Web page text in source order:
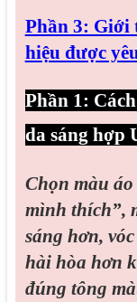
Phần 3: Giới
hiệu được
Phần 1:
da sáng hợp
Chọn màu
mình thích”,
sáng hơn,
hài hòa hơn
đúng tông